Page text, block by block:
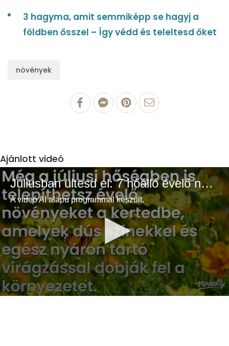
3 hagyma, amit semmiképp se hagyj a
földben ősszel – Így védd és teleltesd őket
növények
Ajánlott videó
Júliusban ültesd el: 7 hőálló évelő növény a színes és buja kertért
A videó AI alapú programmal készült.